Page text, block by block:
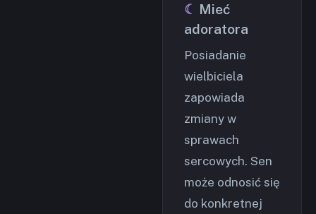
Mieć
adoratora
Posiadanie
wielbiciela
zapowiada
zmiany w
sprawach
sercowych. Sen
może odnosić się
do konkretnej